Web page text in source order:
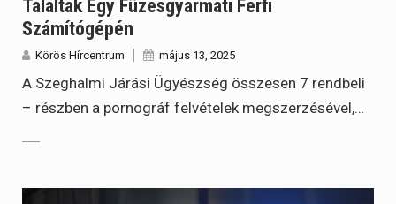
Találtak Egy Füzesgyarmati Férfi
Számítógépén
Körös Hírcentrum május 13, 2025
A Szeghalmi Járási Ügyészség összesen 7 rendbeli
– részben a pornográf felvételek megszerzésével,…